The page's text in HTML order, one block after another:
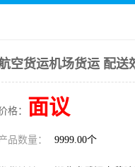
空货运机场货运 配送
格： 面议
品数量： 9999.00个